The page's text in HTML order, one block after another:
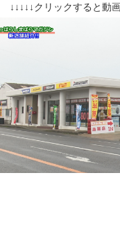
↓↓↓↓↓クリックすると動